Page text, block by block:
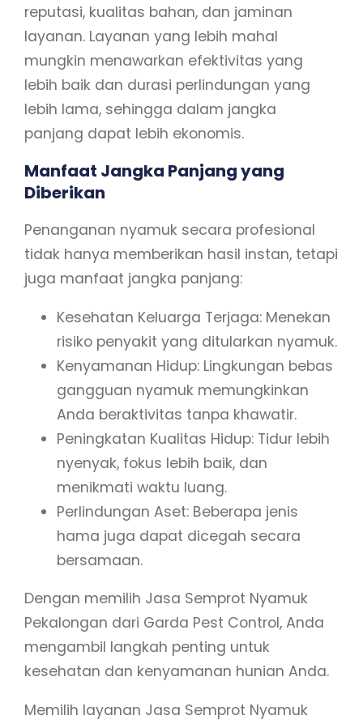
reputasi, kualitas bahan, dan jaminan
layanan. Layanan yang lebih mahal
mungkin menawarkan efektivitas yang
lebih baik dan durasi perlindungan yang
lebih lama, sehingga dalam jangka
panjang dapat lebih ekonomis.
Manfaat Jangka Panjang yang
Diberikan
Penanganan nyamuk secara profesional
tidak hanya memberikan hasil instan, tetapi
juga manfaat jangka panjang:
Kesehatan Keluarga Terjaga: Menekan
risiko penyakit yang ditularkan nyamuk.
Kenyamanan Hidup: Lingkungan bebas
gangguan nyamuk memungkinkan
Anda beraktivitas tanpa khawatir.
Peningkatan Kualitas Hidup: Tidur lebih
nyenyak, fokus lebih baik, dan
menikmati waktu luang.
Perlindungan Aset: Beberapa jenis
hama juga dapat dicegah secara
bersamaan.
Dengan memilih Jasa Semprot Nyamuk
Pekalongan dari Garda Pest Control, Anda
mengambil langkah penting untuk
kesehatan dan kenyamanan hunian Anda.
Memilih layanan Jasa Semprot Nyamuk